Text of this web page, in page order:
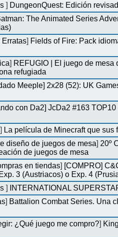
] DungeonQuest: Edición
The Animated Series
Erratas] Fields of Fire: Pack
] REFUGIO | El juego de mesa
refugiada
Meeple] 2x28 (52): UK
con Da2] JcDa2 #163
] La película de Minecraft que sus
diseño de juegos de mesa] 20º
de juegos de mesa
en tiendas] [COMPRO]
3 (Austriacos) o Exp. 4
]
INTERNATIONAL
] Battalion Combat Series. Una
¿Qué juego me compro?]